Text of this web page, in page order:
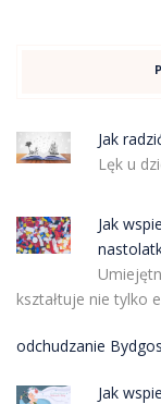
Jak
Lęk u
Jak
kształtuje nie tylko
odchudzanie
Jak